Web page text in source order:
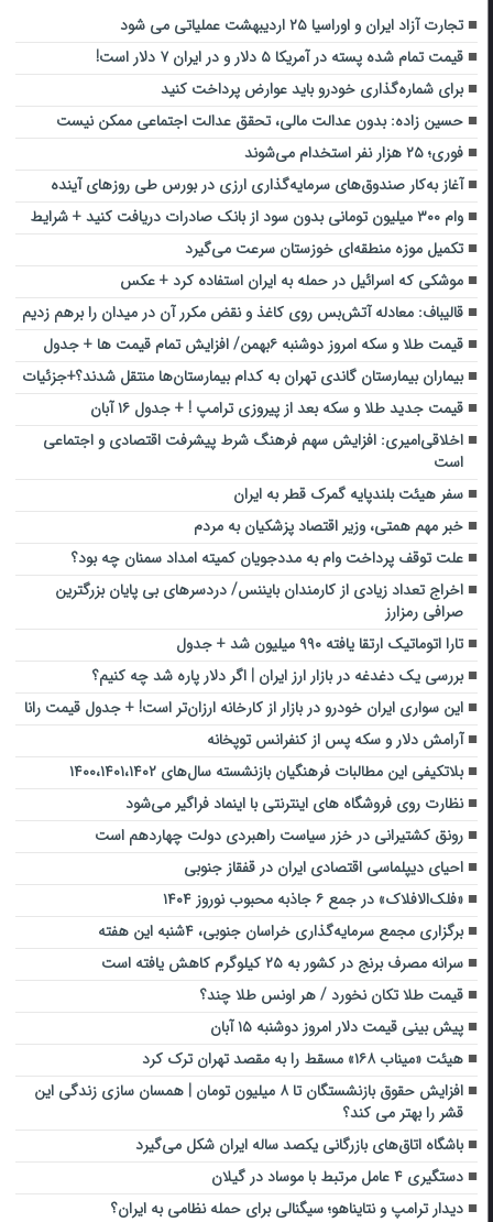
تجارت آزاد ایران و اوراسیا ۲۵ اردیبهشت عملیاتی می شود
قیمت تمام شده پسته در آمریکا ۵ دلار و در ایران ۷ دلار است!
برای شماره‌گذاری خودرو باید عوارض پرداخت کنید
حسین زاده: بدون عدالت مالی، تحقق عدالت اجتماعی ممکن نیست
فوری؛ ۲۵ هزار نفر استخدام می‌شوند
آغاز به‌کار صندوق‌های سرمایه‌گذاری ارزی در بورس طی روزهای آینده
وام ۳۰۰ میلیون تومانی بدون سود از بانک صادرات دریافت کنید + شرایط
تکمیل موزه منطقه‌ای خوزستان سرعت می‌گیرد
موشکی که اسرائیل در حمله به ایران استفاده کرد + عکس
قالیباف: معادله آتش‌بس روی کاغذ و نقض مکرر آن در میدان را برهم زدیم
قیمت طلا و سکه امروز دوشنبه ۶بهمن/ افزایش تمام قیمت ها + جدول
بیماران بیمارستان گاندی تهران به کدام بیمارستان‌ها منتقل شدند؟+جزئیات
قیمت جدید طلا و سکه بعد از پیروزی ترامپ ! + جدول ۱۶ آبان
اخلاقی‌امیری: افزایش سهم فرهنگ شرط پیشرفت اقتصادی و اجتماعی
است
سفر هیئت بلندپایه گمرک قطر به ایران
خبر مهم همتی، وزیر اقتصاد پزشکیان به مردم
علت توقف پرداخت وام به مددجویان کمیته امداد سمنان چه بود؟
اخراج تعداد زیادی از کارمندان بایننس/ دردسر‌های بی پایان بزرگترین
صرافی رمزارز
تارا اتوماتیک ارتقا یافته ۹۹۰ میلیون شد + جدول
بررسی یک دغدغه در بازار ارز ایران | اگر دلار پاره شد چه کنیم؟
این سواری ایران خودرو در بازار از کارخانه ارزان‌تر است! + جدول قیمت رانا
آرامش دلار و سکه پس از کنفرانس توپخانه
بلاتکیفی این مطالبات فرهنگیان بازنشسته سال‌های ۱۴۰۰،۱۴۰۱،۱۴۰۲
نظارت روی فروشگاه های اینترنتی با اینماد فراگیر می‌شود
رونق کشتیرانی در خزر سیاست راهبردی دولت چهاردهم است
احیای دیپلماسی اقتصادی ایران در قفقاز جنوبی
«فلک‌الافلاک» در جمع ۶ جاذبه محبوب نوروز ۱۴۰۴
برگزاری مجمع سرمایه‌گذاری خراسان جنوبی، ۴شنبه این هفته
سرانه مصرف برنج در کشور به ۲۵ کیلوگرم کاهش یافته است
قیمت طلا تکان نخورد / هر اونس طلا چند؟
پیش بینی قیمت دلار امروز دوشنبه ۱۵ آبان
هیئت «میناب ۱۶۸» مسقط را به مقصد تهران ترک کرد
افزایش حقوق بازنشستگان تا ۸ میلیون تومان | همسان سازی زندگی این
قشر را بهتر می کند؟
باشگاه اتاق‌های بازرگانی یکصد ساله ایران شکل می‌گیرد
دستگیری ۴ عامل مرتبط با موساد در گیلان
دیدار ترامپ و نتایناهو؛ سیگنالی برای حمله نظامی به ایران؟